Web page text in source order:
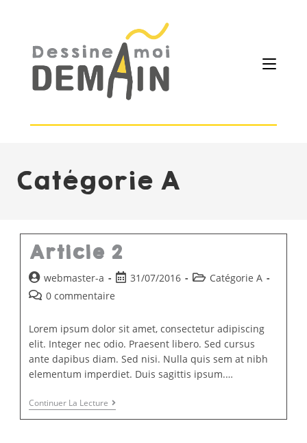
Catégorie A
Article 2
webmaster-a 31/07/2016
Catégorie A
0 commentaire
Lorem ipsum dolor sit amet, consectetur adipiscing
elit. Integer nec odio. Praesent libero. Sed cursus
ante dapibus diam. Sed nisi. Nulla quis sem at nibh
elementum imperdiet. Duis sagittis ipsum.…
Continuer La Lecture